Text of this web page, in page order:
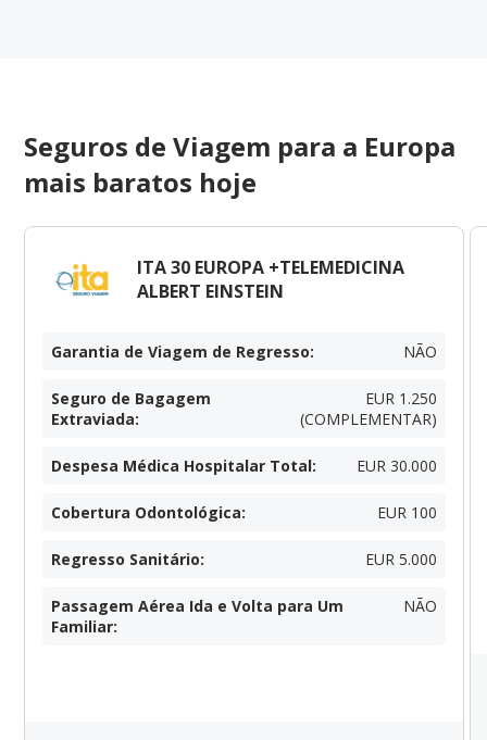
Seguros de Viagem para a Europa
mais baratos hoje
ITA 30 EUROPA +TELEMEDICINA
ALBERT EINSTEIN
Garantia de Viagem de Regresso: NÃO
Seguro de Bagagem
Extraviada:
EUR 1.250
(COMPLEMENTAR)
Despesa Médica Hospitalar Total: EUR 30.000
Cobertura Odontológica: EUR 100
Regresso Sanitário: EUR 5.000
Passagem Aérea Ida e Volta para Um
Familiar:
NÃO